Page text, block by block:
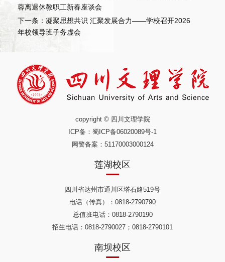
蓉离退休教职工新春座谈会
下一条：凝聚思想共识 汇聚发展合力——学校召开2026
年校领导班子务虚会
copyright © 四川文理学院
ICP备： 蜀ICP备06020089号-1
网警备案：51170003000124
莲湖校区
四川省达州市通川区塔石路519号
电话（传真）：0818-2790790
总值班电话：0818-2790190
招生电话：0818-2790027；0818-2790101
南坝校区